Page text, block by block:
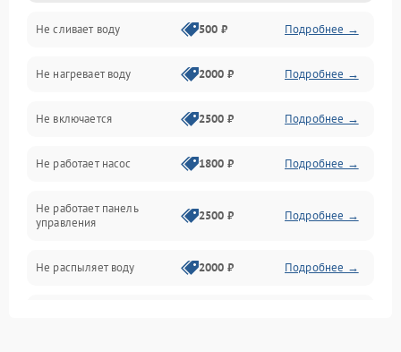
Электропитание
Датчики
Нагрев
Вода
Гигиена
Программное обеспечение
Не сливает воду 500 ₽ Подробнее →
Не нагревает воду 2000 ₽ Подробнее →
Не включается 2500 ₽ Подробнее →
Не работает насос 1800 ₽ Подробнее →
Не работает панель
управления
2500 ₽ Подробнее →
Не распыляет воду 2000 ₽ Подробнее →